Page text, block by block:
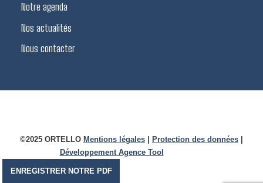
Notre agenda
Nos actualités
Nous contacter
©2025 ORTELLO Mentions légales Protection des données
Développement Agence Tool
ENREGISTRER NOTRE PDF